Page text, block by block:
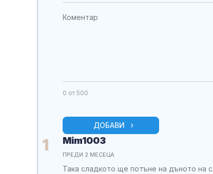
0 от 500
ДОБАВИ
1 Mim1003
ПРЕДИ 2 МЕСЕЦА
Така сладкото ще потъне на дъното на